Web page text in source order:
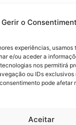
Gerir o
experiências,
e/ou aceder a
nos permitirá
ou IDs exclusivos
pode afetar
Aceitar
Submeter
perfeita para o